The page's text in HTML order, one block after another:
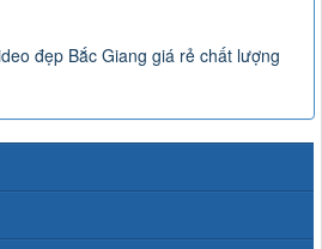
đẹp Bắc Giang giá rẻ chất lượng